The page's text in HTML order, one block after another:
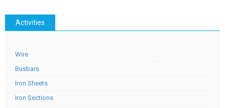
Activities
Wire
Busbars
Iron Sheets
Iron Sections